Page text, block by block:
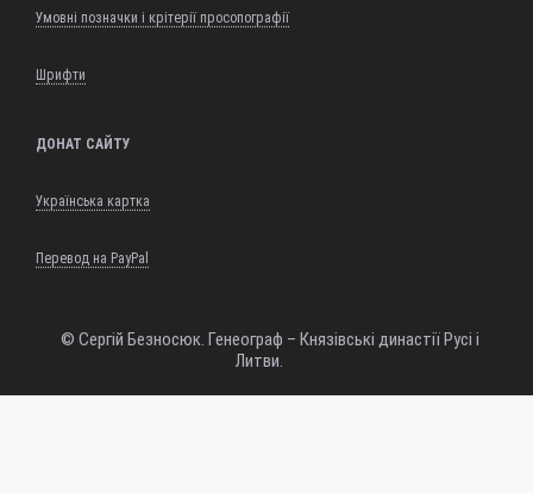
Умовні позначки і крітерії просопографії
Шрифти
ДОНАТ САЙТУ
Українська картка
Перевод на PayPal
© Сергій Безносюк. Генеограф – Князівські династії Русі і
Литви.